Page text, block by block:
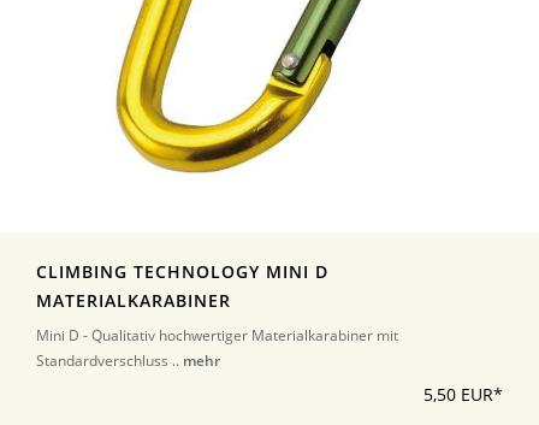
CLIMBING TECHNOLOGY MINI D
MATERIALKARABINER
Mini D - Qualitativ hochwertiger Materialkarabiner mit
Standardverschluss .. mehr
5,50 EUR*